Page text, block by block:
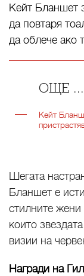
Кейт Бланшет
да повтаря
да облече ако
ОЩЕ ...
Кейт
Шегата
Бланшет е
стилните жени
които
визии на
Награди на